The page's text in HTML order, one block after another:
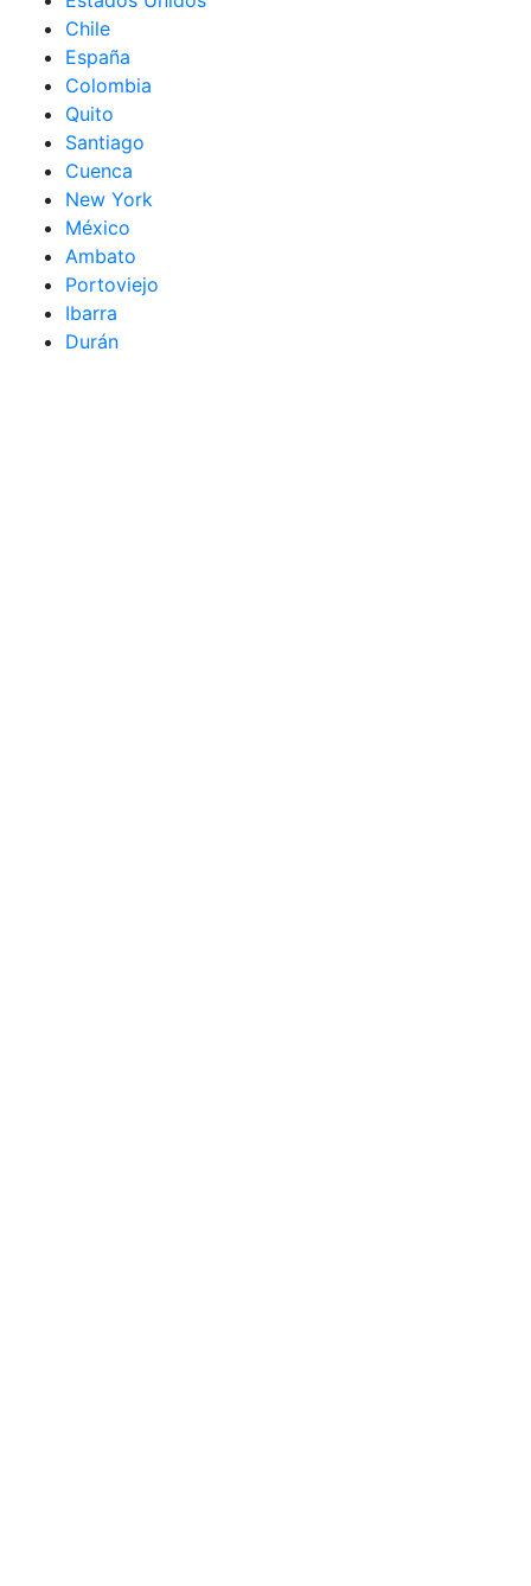
Chile
España
Colombia
Quito
Santiago
Cuenca
New York
México
Ambato
Portoviejo
Ibarra
Durán